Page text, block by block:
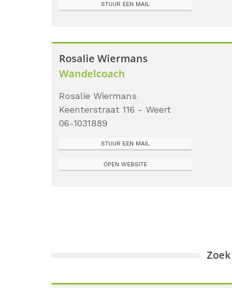
STUUR EEN MAIL
Rosalie Wiermans
Wandelcoach
Rosalie Wiermans
Keenterstraat 116 - Weert
06-1031889
STUUR EEN MAIL
OPEN WEBSITE